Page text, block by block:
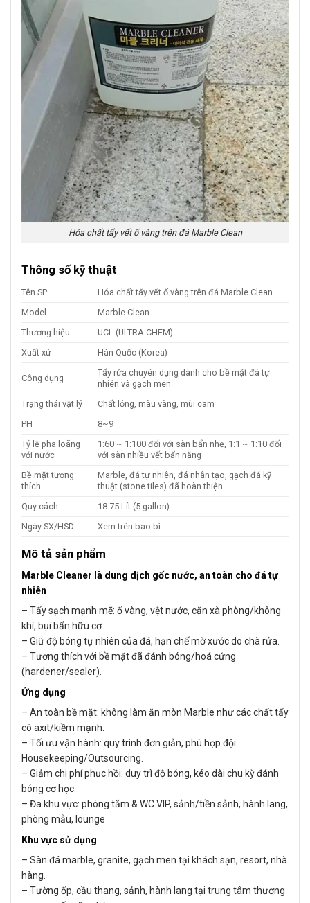
Hóa chất tẩy vết ố vàng trên đá Marble Clean
Thông số kỹ thuật
Tên SP
Hóa chất tẩy vết ố vàng trên đá Marble Clean
Model
Marble Clean
Thương hiệu
UCL (ULTRA CHEM)
Xuất xứ
Hàn Quốc (Korea)
Công dụng
Tẩy rửa chuyên dụng dành cho bề mặt đá tự
nhiên và gạch men
Trạng thái vật lý
Chất lỏng, màu vàng, mùi cam
PH
8~9
Tỷ lệ pha loãng
với nước
1:60 ~ 1:100 đối với sàn bẩn nhẹ, 1:1 ~ 1:10 đối
với sàn nhiều vết bẩn nặng
Bề mặt tương
thích
Marble, đá tự nhiên, đá nhân tạo, gạch đá kỹ
thuật (stone tiles) đã hoàn thiện.
Quy cách
18.75 Lít (5 gallon)
Ngày SX/HSD
Xem trên bao bì
Mô tả sản phẩm
Marble Cleaner là dung dịch gốc nước, an toàn cho đá tự
nhiên
– Tẩy sạch mạnh mẽ: ố vàng, vệt nước, cặn xà phòng/không
khí, bụi bẩn hữu cơ.
– Giữ độ bóng tự nhiên của đá, hạn chế mờ xước do chà rửa.
– Tương thích với bề mặt đã đánh bóng/hoá cứng
(hardener/sealer).
Ứng dụng
– An toàn bề mặt: không làm ăn mòn Marble như các chất tẩy
có axit/kiềm mạnh.
– Tối ưu vận hành: quy trình đơn giản, phù hợp đội
Housekeeping/Outsourcing.
– Giảm chi phí phục hồi: duy trì độ bóng, kéo dài chu kỳ đánh
bóng cơ học.
– Đa khu vực: phòng tắm & WC VIP, sảnh/tiền sảnh, hành lang,
phòng mẫu, lounge
Khu vực sử dụng
– Sàn đá marble, granite, gạch men tại khách sạn, resort, nhà
hàng.
– Tường ốp, cầu thang, sảnh, hành lang tại trung tâm thương